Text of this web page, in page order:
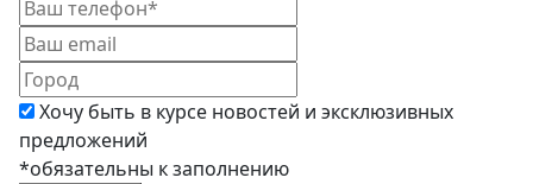
Хочу быть в курсе новостей и эксклюзивных
предложений
*обязательны к заполнению